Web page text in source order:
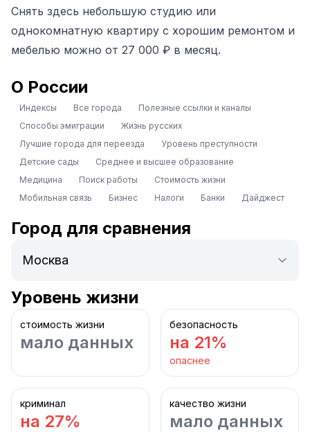
Снять здесь небольшую студию или
однокомнатную квартиру с хорошим ремонтом и
мебелью можно от 27 000 ₽ в месяц.
О России
Индексы Все города
Полезные ссылки и каналы
Способы эмиграции
Жизнь русских
Лучшие города для переезда
Уровень преступности
Детские сады
Среднее и высшее образование
Медицина
Поиск работы
Стоимость жизни
Мобильная связь
Бизнес Налоги Банки Дайджест
Город для сравнения
Уровень жизни
стоимость жизни
мало данных
безопасность
на 21%
опаснее
криминал
на 27%
качество жизни
мало данных